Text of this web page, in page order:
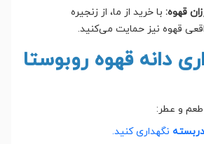
قهوه: با خرید از ما، از زنجیره
قهوه نیز حمایت می‌کنید.
دانه قهوه روبوستا
طعم و عطر:
نگهداری کنید.